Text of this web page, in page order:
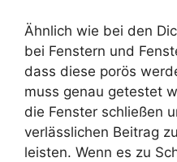
Ähnlich wie bei den
bei Fenstern und
dass diese porös
muss genau getestet
die Fenster schließen
verlässlichen Beitrag
leisten. Wenn es zu